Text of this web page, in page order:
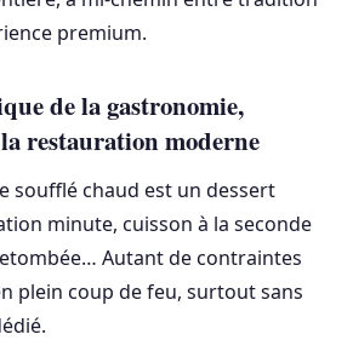
premium.
de la gastronomie,
restauration moderne
soufflé chaud est un dessert
minute, cuisson à la seconde
Autant de contraintes
plein coup de feu, surtout sans